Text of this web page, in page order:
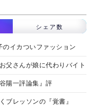
シェア数
のイカついファッション
父さんが娘に代わりバイト
陽一評論集』評
ブレッソンの『覚書』